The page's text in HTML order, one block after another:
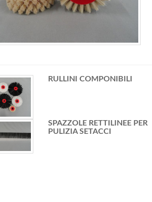
RULLINI COMPONIBILI
SPAZZOLE RETTILINEE PER
PULIZIA SETACCI